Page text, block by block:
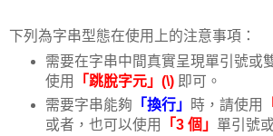
下列為字串型態在使用上的注意事項：
需要在字串中間真實呈現單引號或
使用
「跳脫字元」(\)即可。
需要字串能夠 「換行」 時，請使用
或者，也可以使用
「3 個」 單引號